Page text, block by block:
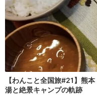
【わんこと全国旅#21】熊
湯と絶景キャンプの軌跡